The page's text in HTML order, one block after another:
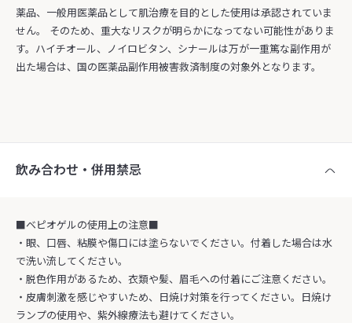
薬品、一般用医薬品として肌治療を目的とした使用は承認されていま
せん。 そのため、重大なリスクが明らかになってない可能性がありま
す。ハイチオール、ノイロビタン、シナールは万が一重篤な副作用が
出た場合は、国の医薬品副作用被害救済制度の対象外となります。
飲み合わせ・併用禁忌
■ベピオゲルの使用上の注意■
・眼、口唇、粘膜や傷口には塗らないでください。付着した場合は水
で洗い流してください。
・脱色作用があるため、衣類や髪、眉毛への付着にご注意ください。
・皮膚刺激を感じやすいため、日焼け対策を行ってください。日焼け
ランプの使用や、紫外線療法も避けてください。